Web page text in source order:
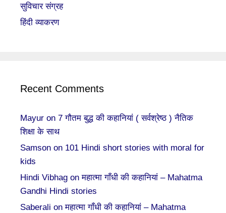
सुविचार संग्रह
हिंदी व्याकरण
Recent Comments
Mayur on 7 गौतम बुद्ध की कहानियां ( सर्वश्रेष्ठ ) नैतिक
शिक्षा के साथ
Samson on 101 Hindi short stories with moral for
kids
Hindi Vibhag onमहात्मा गाँधी की कहानियां – Mahatma
Gandhi Hindi stories
Saberali onमहात्मा गाँधी की कहानियां – Mahatma